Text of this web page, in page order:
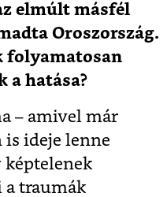
elmúlt másfél
Oroszország.
folyamatosan
a hatása?
– amivel már
is ideje lenne
a traumák